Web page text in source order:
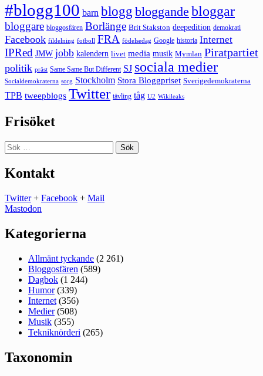
#blogg100 barn blogg bloggande bloggar
bloggare bloggosfären Borlänge Brit Stakston deepedition demokrati
Facebook fildelning fotboll FRA födelsedag Google historia Internet
IPRed JMW jobb kalendern livet media musik Mymlan Piratpartiet
politik präst Same Same But Different SJ sociala medier
Socialdemokraterna sorg Stockholm Stora Bloggpriset Sverigedemokraterna
TPB tweepblogs Twitter tävling tåg U2 Wikileaks
Frisöket
Sök
efter:
Kontakt
Twitter+ Facebook + Mail
Mastodon
Kategorierna
Allmänt tyckande (2 261)
Bloggosfären (589)
Dagbok (1 244)
Humor(339)
Internet (356)
Medier(508)
Musik (355)
Tekniknörderi (265)
Taxonomin